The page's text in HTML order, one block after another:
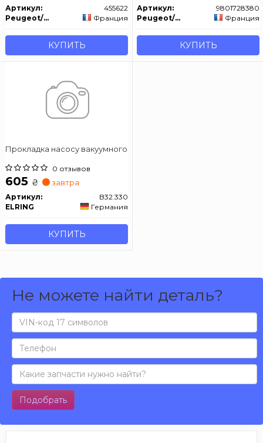
Артикул:
455622
Peugeot/Citroen
Франция
КУПИТЬ
Артикул:
9801728380
Peugeot/Citroen
Франция
КУПИТЬ
Прокладка насосу вакуумного
0 отзывов
605 ₴ завтра
Артикул:
B32.330
ELRING
Германия
КУПИТЬ
Не можете найти деталь?
Подобрать